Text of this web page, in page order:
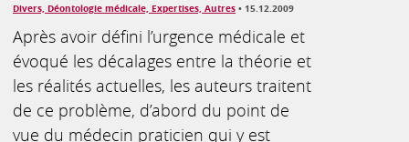
Divers, Déontologie médicale, Expertises, Autres • 15.12.2009
Après avoir défini l’urgence médicale et
évoqué les décalages entre la théorie et
les réalités actuelles, les auteurs traitent
de ce problème, d’abord du point de
vue du médecin praticien qui y est